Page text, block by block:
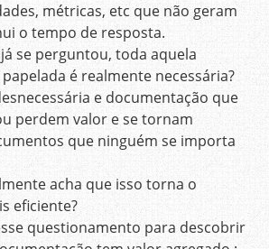
métricas, etc que não geram
o tempo de resposta.
se perguntou, toda aquela
é realmente necessária?
e documentação que
perdem valor e se tornam
que ninguém se importa
acha que isso torna o
eficiente?
questionamento para descobrir